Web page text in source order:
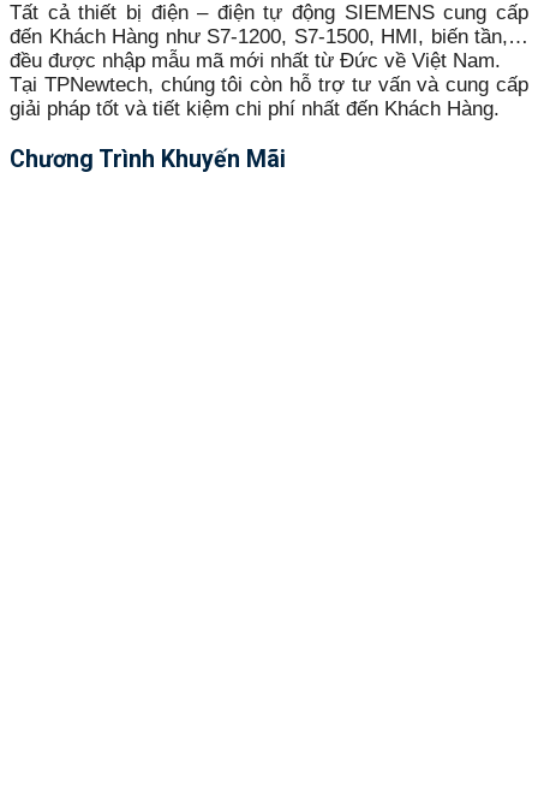
Tất cả thiết bị điện – điện tự động SIEMENS cung cấp
đến Khách Hàng như S7-1200, S7-1500, HMI, biến tần,…
đều được nhập mẫu mã mới nhất từ Đức về Việt Nam.
Tại TPNewtech, chúng tôi còn hỗ trợ tư vấn và cung cấp
giải pháp tốt và tiết kiệm chi phí nhất đến Khách Hàng.
Chương Trình Khuyến Mãi